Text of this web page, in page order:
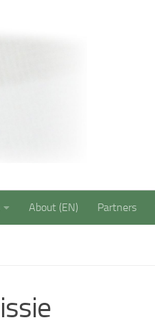
About (EN) Partners